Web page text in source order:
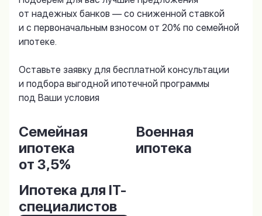
от надежных банков — со сниженной ставкой
и с первоначальным взносом от 20% по семейной
ипотеке.
Оставьте заявку для бесплатной консультации
и подбора выгодной ипотечной программы
под Ваши условия
Семейная
ипотека
от 3,5%
Военная
ипотека
Ипотека для IT-
специалистов